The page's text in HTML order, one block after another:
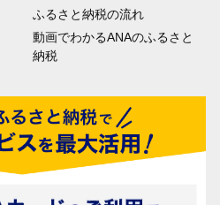
ふるさと納税の流れ
動画でわかるANAのふるさと
納税